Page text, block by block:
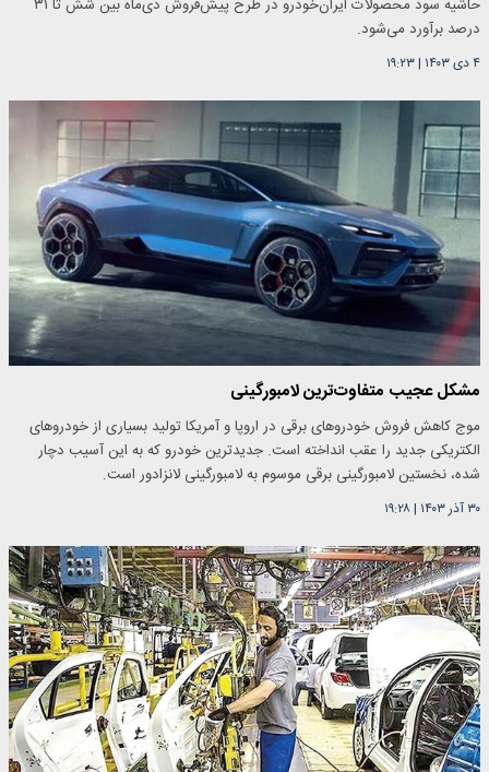
حاشیه سود محصولات ایران‌خودرو در طرح پیش‌فروش دی‌ماه بین شش تا ۳۱
درصد برآورد می‌شود.
۴ دی ۱۴۰۳ |۱۹:۲۳
مشکل عجیب متفاوت‌ترین لامبورگینی
موج کاهش فروش خودروهای برقی در اروپا و آمریکا تولید بسیاری از خودروهای
الکتریکی جدید را عقب انداخته است. جدیدترین خودرو که به این آسیب دچار
شده، نخستین لامبورگینی برقی موسوم به لامبورگینی لانزادور است.
۳۰ آذر ۱۴۰۳ |۱۹:۲۸